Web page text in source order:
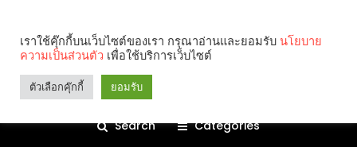
Search Categories
เราใช้คุ๊กกี้บนเว็บไซต์ของเรา กรุณาอ่านและยอมรับ นโยบาย
ความเป็นส่วนตัว เพื่อใช้บริการเว็บไซต์
ตัวเลือกคุ๊กกี้ ยอมรับ